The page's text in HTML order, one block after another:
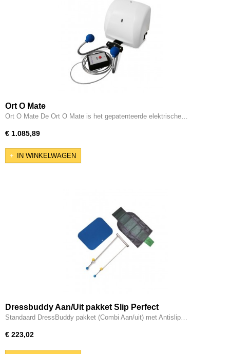
Ort O Mate
Ort O Mate De Ort O Mate is het gepatenteerde elektrische…
€ 1.085,89
IN WINKELWAGEN
Dressbuddy Aan/Uit pakket Slip Perfect
Standaard DressBuddy pakket (Combi Aan/uit) met Antislip…
€ 223,02